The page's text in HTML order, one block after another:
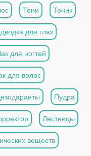
Тени Тоник
для глаз
для ногтей
для волос
Пудра
Лестницы
веществ